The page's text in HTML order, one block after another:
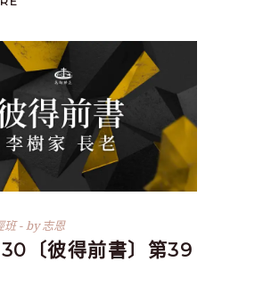
班 by志恩
〔彼得前書〕第39